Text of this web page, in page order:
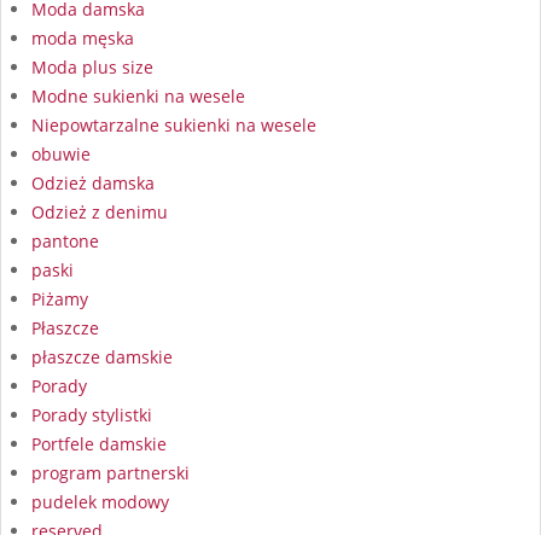
Moda damska
moda męska
Moda plus size
Modne sukienki na wesele
Niepowtarzalne sukienki na wesele
obuwie
Odzież damska
Odzież z denimu
pantone
paski
Piżamy
Płaszcze
płaszcze damskie
Porady
Porady stylistki
Portfele damskie
program partnerski
pudelek modowy
reserved